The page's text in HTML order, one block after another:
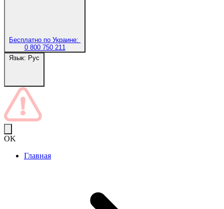
Бесплатно по Украине:
0 800 750 211
Язык: Рус
OK
Главная